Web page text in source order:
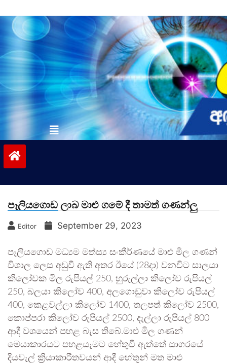
to
contentvinivida.lk
පෑලියගොඩ ලාබ මාළු ගමේ දී තාමත් ගණන්ලු
Editor September 29, 2023
පෑලියගොඩ මධ්‍යම මත්ස්‍ය සංකීර්ණයේ මාළු මිල ගණන්
විශාල ලෙස අඩුවී ඇති අතර ඊයේ (28දා) වනවිට සාලයා
කිලෝවක මිල රුපියල් 250, හුරුල්ලා කිලෝව රුපියල්
250, බලයා කිලෝව 400, අලගොඩුවා කිලෝව රුපියල්
400, කෙළවල්ලා කිලෝව 1400, තලපත් කිලෝව 2500,
කොප්පරා කිලෝව රුපියල් 2500, දැල්ලා රුපියල් 800
ආදී වශයෙන් පහළ බැස තිබේ.මාළු මිල ගණන්
මෙයාකාරයට පහළයෑමට හේතුවී ඇත්තේ සාගරයේ
දියවැල් ක්‍රියාකාරීතවයන් ආදී හේතූන් මත මාළු